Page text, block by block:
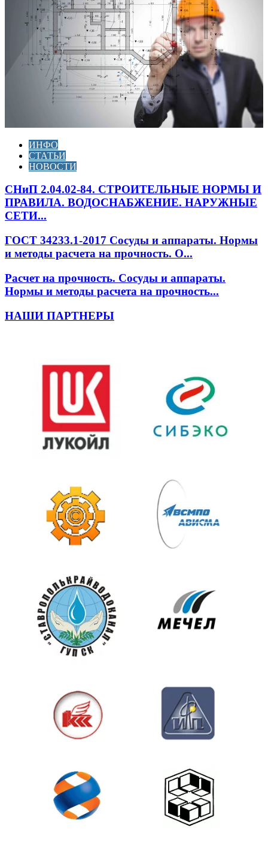
ИНФО
СТАТЬИ
НОВОСТИ
СНиП 2.04.02-84. СТРОИТЕЛЬНЫЕ НОРМЫ И
ПРАВИЛА. ВОДОСНАБЖЕНИЕ. НАРУЖНЫЕ
СЕТИ...
ГОСТ 34233.1-2017 Сосуды и аппараты. Нормы
и методы расчета на прочность. О...
Расчет на прочность. Сосуды и аппараты.
Нормы и методы расчета на прочность...
НАШИ ПАРТНЕРЫ